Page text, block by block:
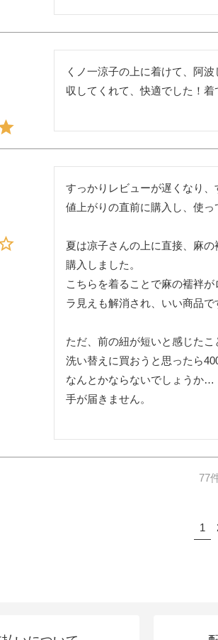
くノ一涼子の上に着けて、阿
収してくれて、快適でした！着
すっかりレビューが遅くなり、
値上がりの直前に購入し、使っ
夏は凉子さんの上に直接、麻
購入しました。
こちらを着ることで麻の襦袢
ラ見えも解消され、いい商品で
ただ、前の紐が短いと感じた
洗い替えに買おうと思ったら
なんとかならないでしょうか…
手が届きません。
77
1